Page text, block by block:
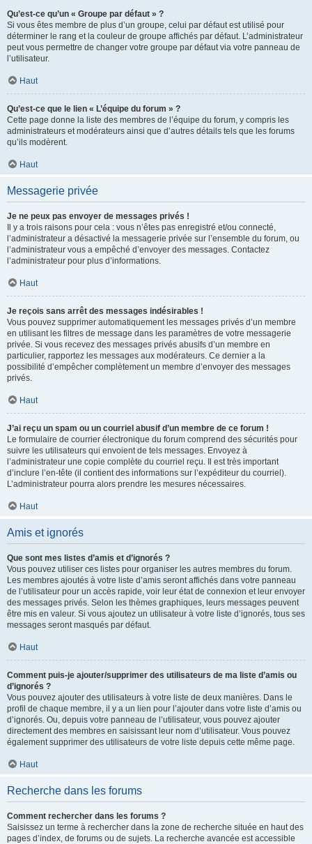
Qu’est-ce qu’un « Groupe par défaut » ?
Si vous êtes membre de plus d’un groupe, celui par défaut est utilisé pour
déterminer le rang et la couleur de groupe affichés par défaut. L’administrateur
peut vous permettre de changer votre groupe par défaut via votre panneau de
l’utilisateur.
Haut
Qu’est-ce que le lien « L’équipe du forum » ?
Cette page donne la liste des membres de l’équipe du forum, y compris les
administrateurs et modérateurs ainsi que d’autres détails tels que les forums
qu’ils modèrent.
Haut
Messagerie privée
Je ne peux pas envoyer de messages privés !
Il y a trois raisons pour cela : vous n’êtes pas enregistré et/ou connecté,
l’administrateur a désactivé la messagerie privée sur l’ensemble du forum, ou
l’administrateur vous a empêché d’envoyer des messages. Contactez
l’administrateur pour plus d’informations.
Haut
Je reçois sans arrêt des messages indésirables !
Vous pouvez supprimer automatiquement les messages privés d’un membre
en utilisant les filtres de message dans les paramètres de votre messagerie
privée. Si vous recevez des messages privés abusifs d’un membre en
particulier, rapportez les messages aux modérateurs. Ce dernier a la
possibilité d’empêcher complètement un membre d’envoyer des messages
privés.
Haut
J’ai reçu un spam ou un courriel abusif d’un membre de ce forum !
Le formulaire de courrier électronique du forum comprend des sécurités pour
suivre les utilisateurs qui envoient de tels messages. Envoyez à
l’administrateur une copie complète du courriel reçu. Il est très important
d’inclure l’en-tête (il contient des informations sur l’expéditeur du courriel).
L’administrateur pourra alors prendre les mesures nécessaires.
Haut
Amis et ignorés
Que sont mes listes d’amis et d’ignorés ?
Vous pouvez utiliser ces listes pour organiser les autres membres du forum.
Les membres ajoutés à votre liste d’amis seront affichés dans votre panneau
de l’utilisateur pour un accès rapide, voir leur état de connexion et leur envoyer
des messages privés. Selon les thèmes graphiques, leurs messages peuvent
être mis en valeur. Si vous ajoutez un utilisateur à votre liste d’ignorés, tous ses
messages seront masqués par défaut.
Haut
Comment puis-je ajouter/supprimer des utilisateurs de ma liste d’amis ou
d’ignorés ?
Vous pouvez ajouter des utilisateurs à votre liste de deux manières. Dans le
profil de chaque membre, il y a un lien pour l’ajouter dans votre liste d’amis ou
d’ignorés. Ou, depuis votre panneau de l’utilisateur, vous pouvez ajouter
directement des membres en saisissant leur nom d’utilisateur. Vous pouvez
également supprimer des utilisateurs de votre liste depuis cette même page.
Haut
Recherche dans les forums
Comment rechercher dans les forums ?
Saisissez un terme à rechercher dans la zone de recherche située en haut des
pages d’index, de forums ou de sujets. La recherche avancée est accessible